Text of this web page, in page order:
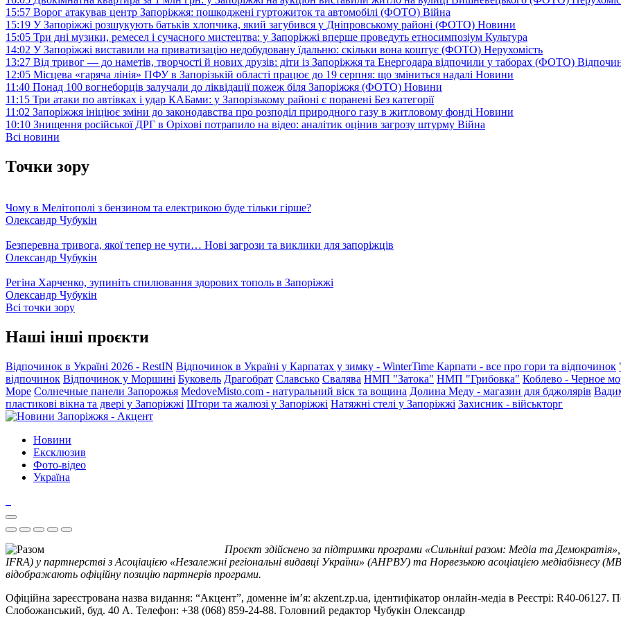
15:57 Ворог атакував центр Запоріжжя: пошкоджені гуртожиток та автомобілі (ФОТО) Війна
15:19 У Запоріжжі розшукують батьків хлопчика, який загубився у Дніпровському районі (ФОТО) Новини
15:05 Три дні музики, ремесел і сучасного мистецтва: у Запоріжжі вперше проведуть етносимпозіум Культура
14:02 У Запоріжжі виставили на приватизацію недобудовану їдальню: скільки вона коштує (ФОТО) Нерухомість
13:27 Від тривог — до наметів, творчості й нових друзів: діти із Запоріжжя та Енергодара відпочили у таборах (ФОТО)
12:05 Місцева «гаряча лінія» ПФУ в Запорізькій області працює до 19 серпня: що зміниться надалі Новини
11:40 Понад 100 вогнеборців залучали до ліквідації пожеж біля Запоріжжя (ФОТО) Новини
11:15 Три атаки по автівках і удар КАБами: у Запорізькому районі є поранені Без категорії
11:02 Запоріжжя ініціює зміни до законодавства про розподіл природного газу в житловому фонді Новини
10:10 Знищення російської ДРГ в Оріхові потрапило на відео: аналітик оцінив загрозу штурму Війна
Всі новини
Точки зору
Чому в Мелітополі з бензином та електрикою буде тільки гірше?
Олександр Чубукін
Безперевна тривога, якої тепер не чути… Нові загрози та виклики для запоріжців
Олександр Чубукін
Регіна Харченко, зупиніть спилювання здорових тополь в Запоріжжі
Олександр Чубукін
Всі точки зору
Наші інші проєкти
Відпочинок в Україні 2026 - RestIN Відпочинок в Україні у Карпатах у зимку - WinterTime Карпати - все про гори та відпочинок
відпочинок Відпочинок у Моршині Буковель Драгобрат Славсько Свалява НМП "Затока" НМП "Грибовка" Коблево - Черное
Море Солнечные панели Запорожья MedoveMisto.com - натуральний віск та вощина Долина Меду - магазин для бджолярів
пластикові вікна та двері у Запоріжжі Штори та жалюзі у Запоріжжі Натяжні стелі у Запоріжжі Захисник - військторг
Новини
Ексклюзив
Фото-відео
Україна
Проєкт здійснено за підтримки програми «Сильніші разом: Медіа та
IFRA) у партнерстві з Асоціацією «Незалежні регіональні видавці України» (АНРВУ) та Норвезькою асоціацією медіабізнесу
відображають офіційну позицію партнерів програми.
Офіційна зареєстрована назва видання: “Акцент”, доменне ім’я: akzent.zp.ua, ідентифікатор онлайн-медіа в Реєстрі: R40-
Слобожанський, буд. 40 А. Телефон: +38 (068) 859-24-88. Головний редактор Чубукін Олександр